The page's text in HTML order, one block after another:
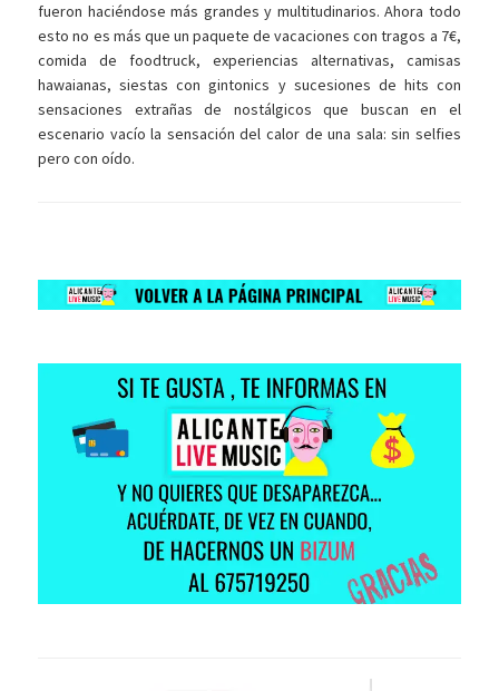
fueron haciéndose más grandes y multitudinarios. Ahora todo
esto no es más que un paquete de vacaciones con tragos a 7€,
comida de foodtruck, experiencias alternativas, camisas
hawaianas, siestas con gintonics y sucesiones de hits con
sensaciones extrañas de nostálgicos que buscan en el
escenario vacío la sensación del calor de una sala: sin selfies
pero con oído.